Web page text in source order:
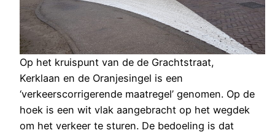
Op het kruispunt van de de Grachtstraat,
Kerklaan en de Oranjesingel is een
‘verkeerscorrigerende maatregel’ genomen. Op de
hoek is een wit vlak aangebracht op het wegdek
om het verkeer te sturen. De bedoeling is dat